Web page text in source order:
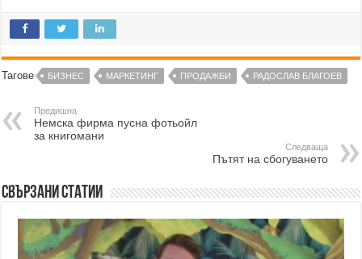
Тагове БИЗНЕС МАРКЕТИНГ ПРОДАЖБИ РАДОСЛАВ БЛАГОЕВ
Предишна
Немска фирма пусна фотьойл
за книгомани
Следваща
Пътят на сбогуването
Свързани статии